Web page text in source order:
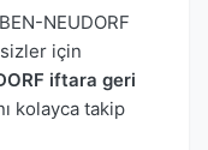
NEUDORF
için
iftara geri
kolayca takip